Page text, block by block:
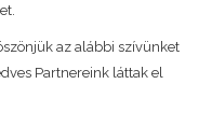
az alábbi szívünket
Partnereink láttak el